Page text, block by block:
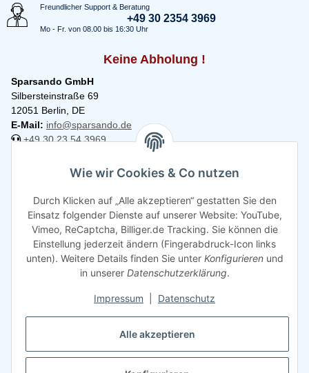
Freundlicher Support & Beratung
+49 30 2354 3969
Mo - Fr. von 08.00 bis 16:30 Uhr
Keine Abholung !
Sparsando GmbH
Silbersteinstraße 69
12051 Berlin, DE
E-Mail: info@sparsando.de
+49 30 23 54 3969
Informationen
Rechtliches
Wie wir Cookies & Co nutzen
Durch Klicken auf „Alle akzeptieren“ gestatten Sie den
Einsatz folgender Dienste auf unserer Website: YouTube,
Vimeo, ReCaptcha, Billiger.de Tracking. Sie können die
Einstellung jederzeit ändern (Fingerabdruck-Icon links
unten). Weitere Details finden Sie unter Konfigurierenund
in unserer Datenschutzerklärung.
Impressum Datenschutz
Alle akzeptieren